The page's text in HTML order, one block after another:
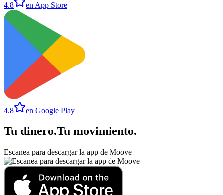
4.8 en App Store
4.8 en Google Play
Tu dinero.Tu movimiento.
Escanea para descargar la app de Moove